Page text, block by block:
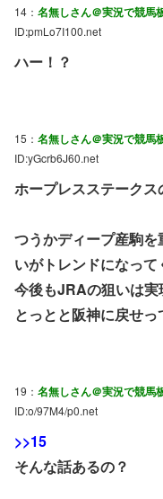
14： 名無しさん＠実況で競馬
ID:pmLo7I100.net
ハー！？
15： 名無しさん＠実況で競馬
ID:yGcrb6J60.net
ホープレスステーク
つうかディープ産駒
いがトレンドになって
今後もJRAの狙いは実
とっとと阪神に戻せっ
19： 名無しさん＠実況で競馬
ID:o/97M4/p0.net
>>15
そんな話あるの？